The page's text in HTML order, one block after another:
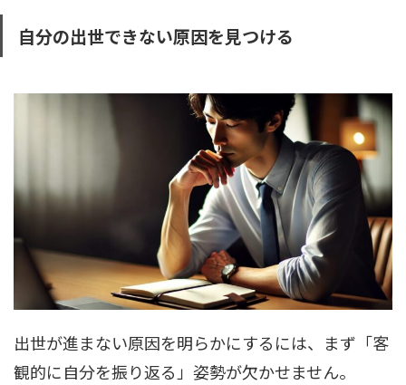
自分の出世できない原因を見つける
出世が進まない原因を明らかにするには、まず「客
観的に自分を振り返る」姿勢が欠かせません。